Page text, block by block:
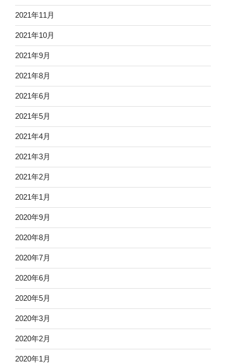
2021年11月
2021年10月
2021年9月
2021年8月
2021年6月
2021年5月
2021年4月
2021年3月
2021年2月
2021年1月
2020年9月
2020年8月
2020年7月
2020年6月
2020年5月
2020年3月
2020年2月
2020年1月